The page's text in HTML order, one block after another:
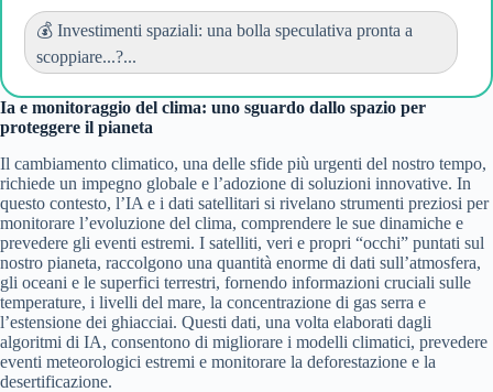
💰 Investimenti spaziali: una bolla speculativa pronta a
scoppiare...?...
Ia e monitoraggio del clima: uno sguardo dallo spazio per
proteggere il pianeta
Il cambiamento climatico, una delle sfide più urgenti del nostro tempo,
richiede un impegno globale e l’adozione di soluzioni innovative. In
questo contesto, l’IA e i dati satellitari si rivelano strumenti preziosi per
monitorare l’evoluzione del clima, comprendere le sue dinamiche e
prevedere gli eventi estremi. I satelliti, veri e propri “occhi” puntati sul
nostro pianeta, raccolgono una quantità enorme di dati sull’atmosfera,
gli oceani e le superfici terrestri, fornendo informazioni cruciali sulle
temperature, i livelli del mare, la concentrazione di gas serra e
l’estensione dei ghiacciai. Questi dati, una volta elaborati dagli
algoritmi di IA, consentono di migliorare i modelli climatici, prevedere
eventi meteorologici estremi e monitorare la deforestazione e la
desertificazione.